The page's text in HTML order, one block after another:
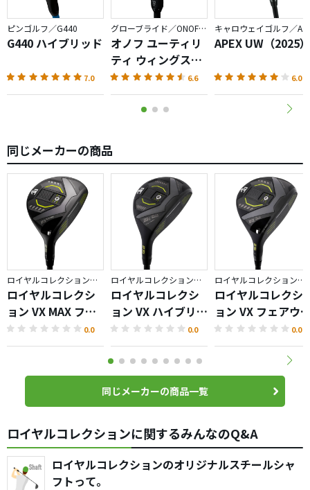
ピンゴルフ／G440
G440 ハイブリッド
7.0
グローブライド／ONOFF AKA
オノフ ユーティリ
ティ ウィングス
AKA（2026）
6.6
APEX UW（2025）
6.0
同じメーカーの商品
ロイヤルコレクション／VX
ロイヤルコレクシ
ョン VX MAX フェ
アウェイウッド 0.0
ロイヤルコレクション／VX
ロイヤルコレクシ
ョン VX ハイブリッ
ド
0.0
ロイヤルコレクション／VX
ロイヤルコレクシ
ョン VX フェアウ
イウッド
0.0
同じメーカーの商品一覧
ロイヤルコレクションに関するみんなのQ&A
ロイヤルコレクションのオリジナルスチールシャ
フトって。